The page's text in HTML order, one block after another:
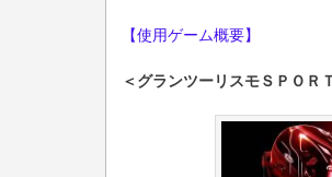
【使用ゲーム概要】
＜グランツーリスモＳＰＯＲ